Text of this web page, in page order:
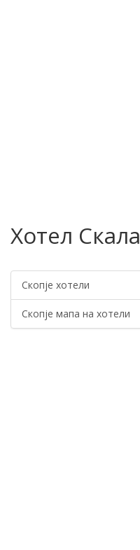
Хотел Скала
Скопје хотели
Скопје мапа на хотели